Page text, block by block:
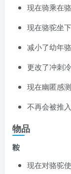
现在骑乘在
现在骆驼坐
减小了幼年
更改了冲刺
现在幽匿感
不再会被推
物品
鞍
现在对骆驼